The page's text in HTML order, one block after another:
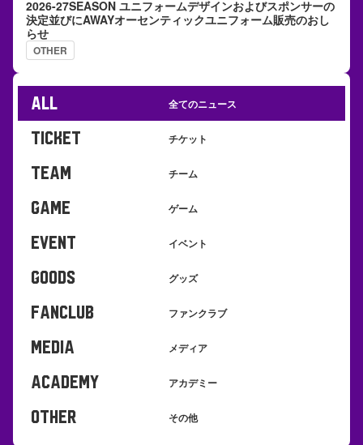
2026-27SEASON ユニフォームデザインおよびスポンサーの
決定並びにAWAYオーセンティックユニフォーム販売のおし
らせ
OTHER
ALL 全てのニュース
TICKET チケット
TEAM チーム
GAME ゲーム
EVENT イベント
GOODS グッズ
FANCLUB ファンクラブ
MEDIA メディア
ACADEMY アカデミー
OTHER その他